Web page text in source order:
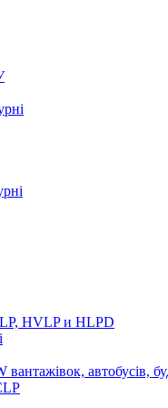
HVLP и HLPD
автобусів,